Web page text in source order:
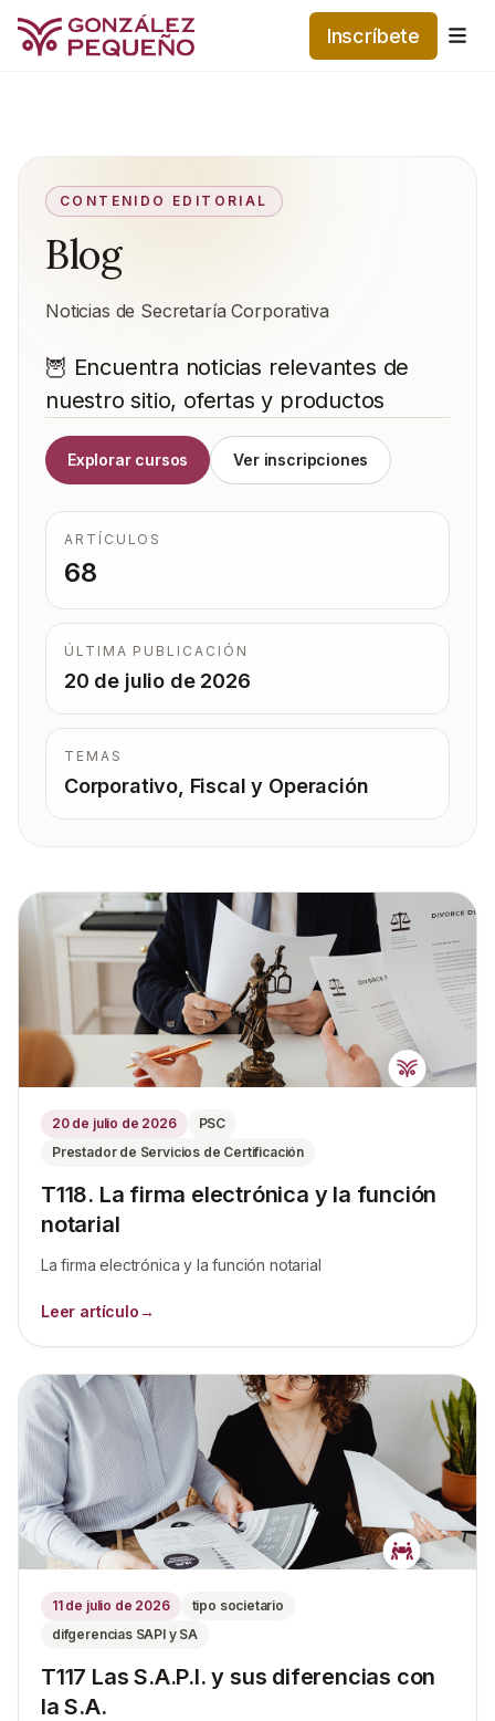
Inscríbete
CONTENIDO EDITORIAL
Blog
Noticias de Secretaría Corporativa
🦉 Encuentra noticias relevantes de
nuestro sitio, ofertas y productos
Explorar cursos Ver inscripciones
ARTÍCULOS
68
ÚLTIMA PUBLICACIÓN
20 de julio de 2026
TEMAS
Corporativo, Fiscal y Operación
20 de julio de 2026
PSC
Prestador de Servicios de Certificación
T118. La firma electrónica y la función
notarial
La firma electrónica y la función notarial
Leer artículo→
11 de julio de 2026
tipo societario
difgerencias SAPI y SA
T117 Las S.A.P.I. y sus diferencias con
la S.A.